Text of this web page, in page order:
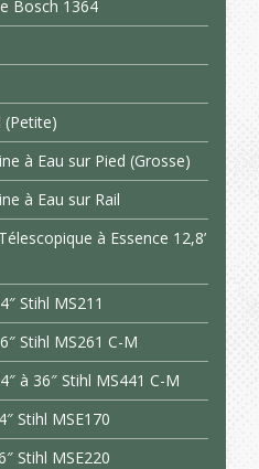
Bosch 1364
(Petite)
à Eau sur Pied (Grosse)
à Eau sur Rail
à Essence 12,8’
Stihl MS211
Stihl MS261 C-M
à 36″ Stihl MS441 C-M
Stihl MSE170
Stihl MSE220